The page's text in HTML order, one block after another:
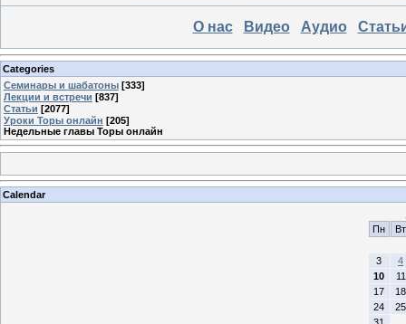
О нас Видео Аудио
Categories
Семинары и шабатоны [333]
Лекции и встречи [837]
Статьи [2077]
Уроки Торы онлайн [205]
Недельные главы Торы онлайн
Calendar
Пн
Вт
3
4
10
11
17
18
24
25